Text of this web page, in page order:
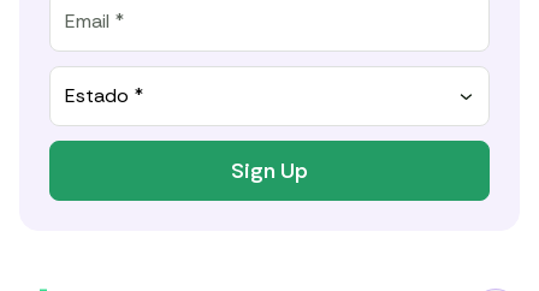
Estado *
Sign Up